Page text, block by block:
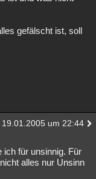
gefälscht ist, soll
19.01.2005 um 22:44
ich für unsinnig. Für
alles nur Unsinn